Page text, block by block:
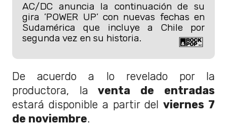
AC/DC anuncia la continuación de su
gira ’POWER UP’ con nuevas fechas en
Sudamérica que incluye a Chile por
segunda vez en su historia.
De acuerdo a lo revelado por la
productora, la venta de entradas
estará disponible a partir del viernes 7
de noviembre.